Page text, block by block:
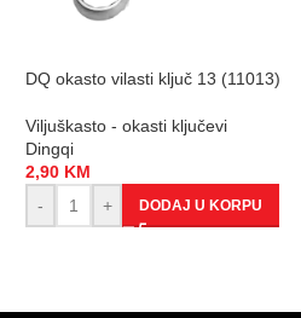
DQ okasto vilasti ključ 13 (11013)
Viljuškasto - okasti ključevi
Dingqi
2,90 KM
-
+ DODAJ U KORPU